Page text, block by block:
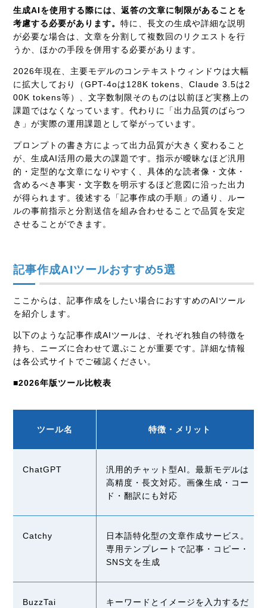
生成AIを使用する際には、返答の文章に制限があることを
考慮する必要があります。特に、長文の生成や詳細な説明
が必要な場合は、文章を分割して複数回のリクエストを行
うか、ほかの手段を併用する必要があります。
2026年現在、主要モデルのコンテキストウィンドウは大幅
に拡大しており（GPT-4oは128K tokens、Claude 3.5は2
00K tokens等）、文字数制限そのものは以前ほど実務上の
課題ではなくなっています。代わりに「出力品質のばらつ
き」が実際の運用課題として挙がっています。
プロンプトの書き方によって出力品質が大きく変わること
が、生成AI活用の最大の課題です。指示が曖昧なほど汎用
的・定型的な文章になりやすく、具体的な読者像・文体・
含めるべき事実・文字数を明示するほど意図に沿った出力
が得られます。後述する「記事作成の手順」の通り、ルー
ルの事前指示と分割送信を組み合わせることで品質を安定
させることができます。
記事作成AIツールおすすめ5選
ここからは、記事作成をしたい場合におすすめのAIツール
を紹介します。
以下のような記事作成AIツールは、それぞれ独自の特徴を
持ち、ニーズに合わせて選ぶことが重要です。詳細な情報
は各公式サイトでご確認ください。
■2026年版ツール比較表
ツール名 特徴・メリット
ChatGPT 汎用的チャット型AI 。最新モデルは
高精度・長文対応。画像生成・コー
ド・翻訳にも対応
Catchy
日本語特化型の文章作成サービス。
専用テンプレートで記事・コピー・
SNS文を生成
BuzzTai
キーワードとイメージを入力するだ